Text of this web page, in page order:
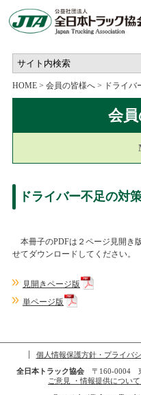
HOME> 会員の皆様へ> ドライバ
会
ドライバー不足の対
本冊子のPDFは２ページ見開き
せてダウンロードしてください。
見開きページ版
単ページ版
個人情報保護方針・プライバ
全日本トラック協会〒160-0004 東
ご意見 ・情報提供につい